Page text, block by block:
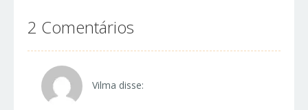
2 Comentários
Vilma disse: